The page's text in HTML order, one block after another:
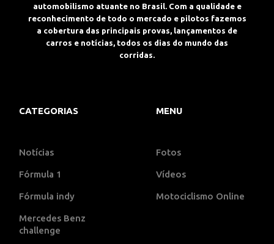
automobilismo atuante no Brasil. Com a qualidade e
reconhecimento de todo o mercado e pilotos fazemos
a cobertura das principais provas, lançamentos de
carros e notícias, todos os dias do mundo das
corridas.
CATEGORIAS
Notícias
Fórmula 1
Fórmula indy
Mercedes Benz
challenge
MENU
Fotos
Vídeos
Motociclismo Online